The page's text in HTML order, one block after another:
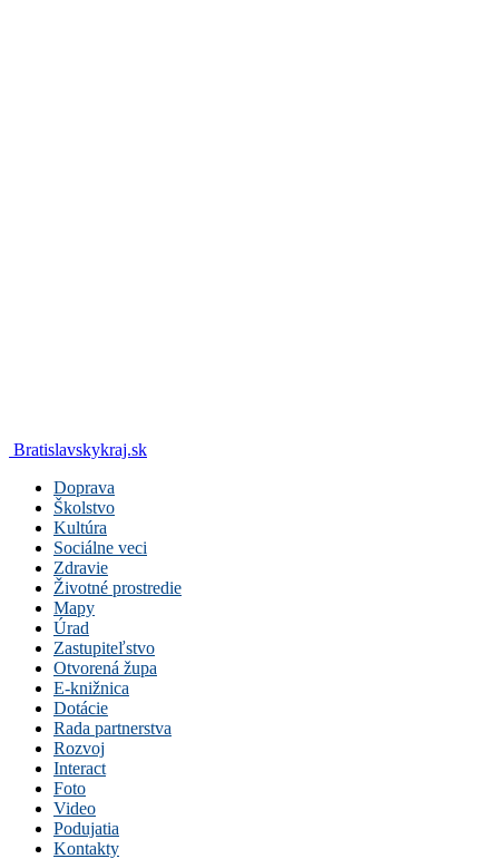
Bratislavskykraj.sk
Doprava
Školstvo
Kultúra
Sociálne veci
Zdravie
Životné prostredie
Mapy
Úrad
Zastupiteľstvo
Otvorená župa
E-knižnica
Dotácie
Rada partnerstva
Rozvoj
Interact
Foto
Video
Podujatia
Kontakty